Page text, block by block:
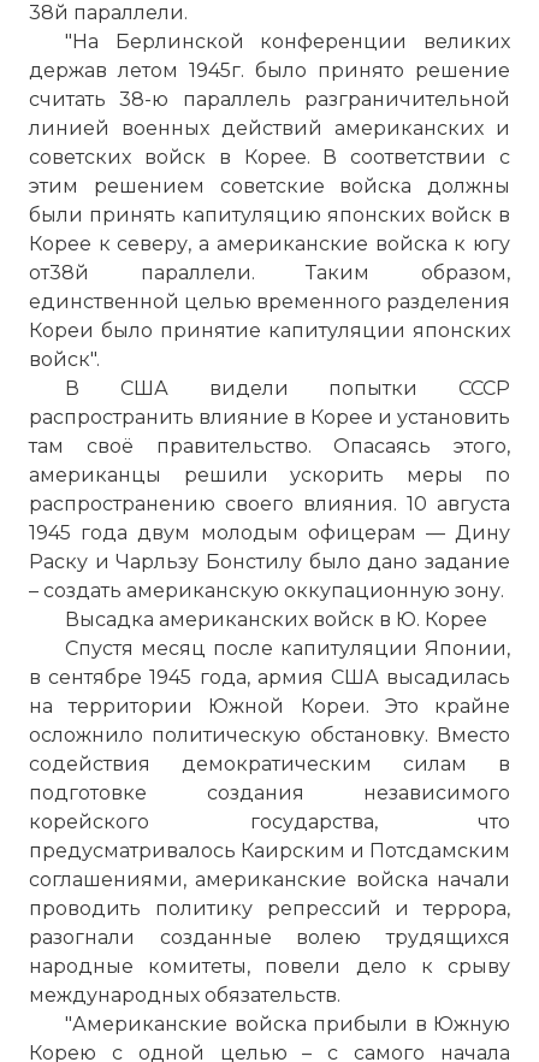
38й параллели.
"На Берлинской конференции великих
держав летом 1945г. было принято решение
считать 38-ю параллель разграничительной
линией военных действий американских и
советских войск в Корее. В соответствии с
этим решением советские войска должны
были принять капитуляцию японских войск в
Корее к северу, а американские войска к югу
от38й параллели. Таким образом,
единственной целью временного разделения
Кореи было принятие капитуляции японских
войск".
В США видели попытки СССР
распространить влияние в Корее и установить
там своё правительство. Опасаясь этого,
американцы решили ускорить меры по
распространению своего влияния. 10 августа
1945 года двум молодым офицерам — Дину
Раску и Чарльзу Бонстилу было дано задание
– создать американскую оккупационную зону.
Высадка американских войск в Ю. Корее
Спустя месяц после капитуляции Японии,
в сентябре 1945 года, армия США высадилась
на территории Южной Кореи. Это крайне
осложнило политическую обстановку. Вместо
содействия демократическим силам в
подготовке создания независимого
корейского государства, что
предусматривалось Каирским и Потсдамским
соглашениями, американские войска начали
проводить политику репрессий и террора,
разогнали созданные волею трудящихся
народные комитеты, повели дело к срыву
международных обязательств.
"Американские войска прибыли в Южную
Корею с одной целью – с самого начала